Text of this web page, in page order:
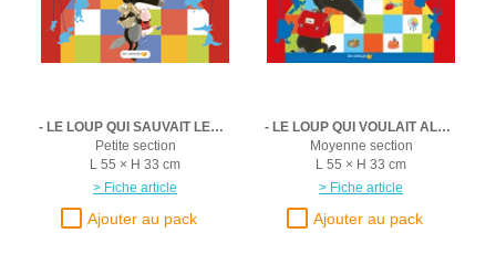
- LE LOUP QUI SAUVAIT LES ANIMAUX
Petite section
L 55 × H 33 cm
> Fiche article
- LE LOUP QUI VOULAIT ALLER A L'ECOLE
Moyenne section
L 55 × H 33 cm
> Fiche article